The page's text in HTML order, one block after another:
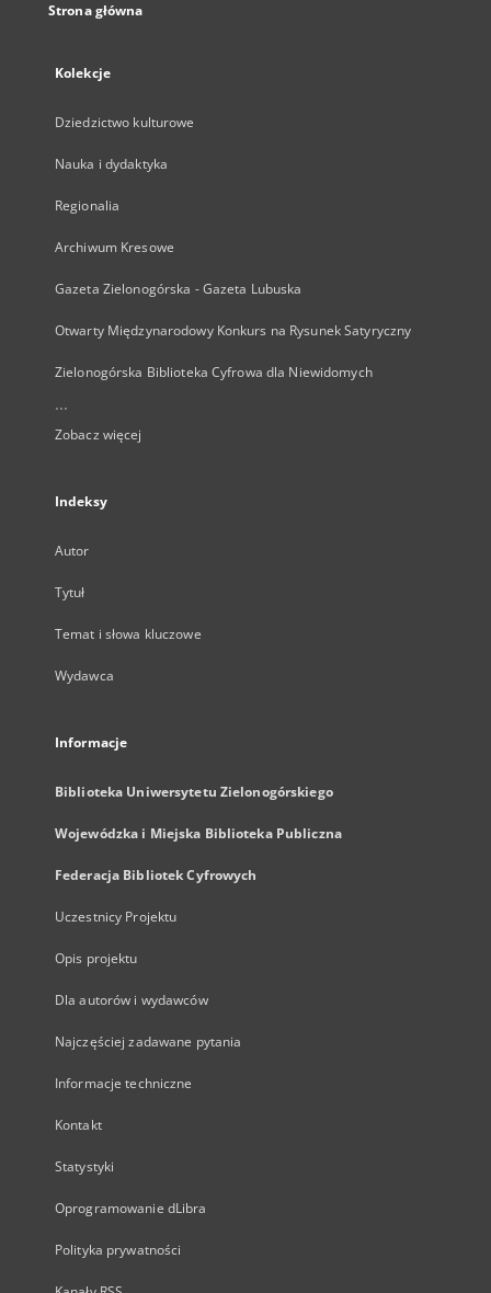
Strona główna
Kolekcje
Dziedzictwo kulturowe
Nauka i dydaktyka
Regionalia
Archiwum Kresowe
Gazeta Zielonogórska - Gazeta Lubuska
Otwarty Międzynarodowy Konkurs na Rysunek Satyryczny
Zielonogórska Biblioteka Cyfrowa dla Niewidomych
...
Zobacz więcej
Indeksy
Autor
Tytuł
Temat i słowa kluczowe
Wydawca
Informacje
Biblioteka Uniwersytetu Zielonogórskiego
Wojewódzka i Miejska Biblioteka Publiczna
Federacja Bibliotek Cyfrowych
Uczestnicy Projektu
Opis projektu
Dla autorów i wydawców
Najczęściej zadawane pytania
Informacje techniczne
Kontakt
Statystyki
Oprogramowanie dLibra
Polityka prywatności